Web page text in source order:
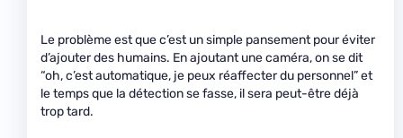
Le problème est que c’est un simple pansement pour éviter
d’ajouter des humains. En ajoutant une caméra, on se dit
“oh, c’est automatique, je peux réaffecter du personnel” et
le temps que la détection se fasse, il sera peut-être déjà
trop tard.